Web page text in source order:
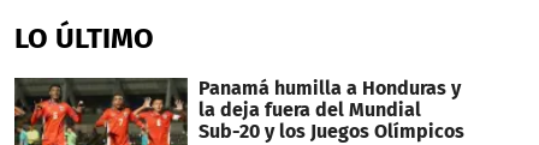
LO ÚLTIMO
Panamá humilla a Honduras y
la deja fuera del Mundial
Sub-20 y los Juegos Olímpicos